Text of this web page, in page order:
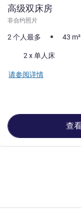
高级双床房
非合约照片
2 个人最多 43 m²
床上用品2 x 单人床
请参阅详情
查